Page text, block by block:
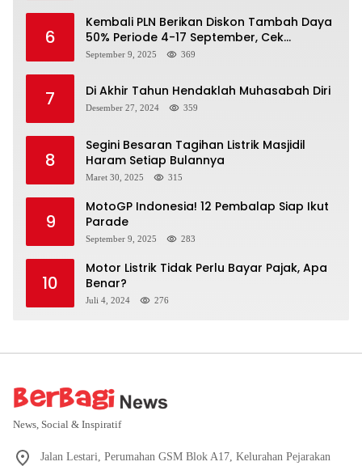
6
Kembali PLN Berikan Diskon Tambah Daya
50% Periode 4-17 September, Cek
Ketentuannya!
September 9, 2025 369
7 Di Akhir Tahun Hendaklah Muhasabah Diri
Desember 27, 2024 359
8
Segini Besaran Tagihan Listrik Masjidil
Haram Setiap Bulannya
Maret 30, 2025 315
9
MotoGP Indonesia! 12 Pembalap Siap Ikut
Parade
September 9, 2025 283
10
Motor Listrik Tidak Perlu Bayar Pajak, Apa
Benar?
Juli 4, 2024 276
News, Social & Inspiratif
Jalan Lestari, Perumahan GSM Blok A17, Kelurahan Pejarakan